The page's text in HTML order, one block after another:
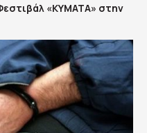
«ΚΥΜΑΤΑ» στην